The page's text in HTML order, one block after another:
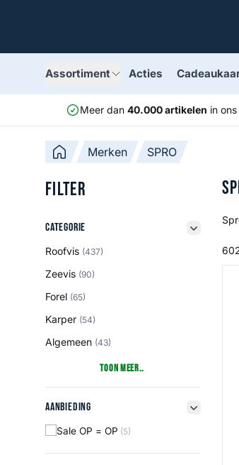
Assortiment Acties
Meer dan 40.000 artikelen in
Merken SPRO
Filter
Categorie
Categorie
filter button
Roofvis (437)
Zeevis (90)
Forel (65)
Karper (54)
Algemeen (43)
Toon Meer..
Aanbieding
Aanbieding filter button
Sale OP = OP (5)